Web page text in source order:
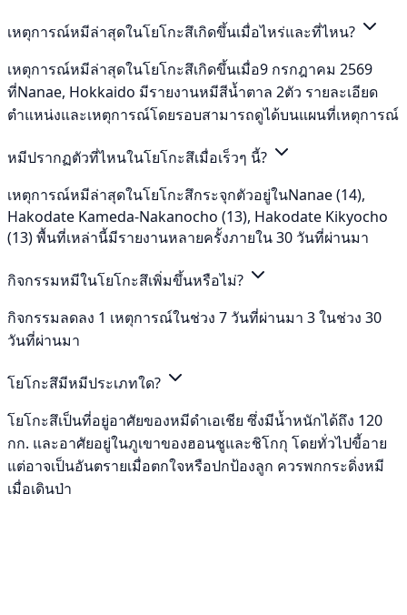
เหตุการณ์หมีล่าสุดในโยโกะสึเกิดขึ้นเมื่อไหร่และที่ไหน?
เหตุการณ์หมีล่าสุดในโยโกะสึเกิดขึ้นเมื่อ9 กรกฎาคม 2569
ที่Nanae, Hokkaido มีรายงานหมีสีน้ำตาล 2ตัว รายละเอียด
ตำแหน่งและเหตุการณ์โดยรอบสามารถดูได้บนแผนที่เหตุการณ์
หมีปรากฏตัวที่ไหนในโยโกะสึเมื่อเร็วๆ นี้?
เหตุการณ์หมีล่าสุดในโยโกะสึกระจุกตัวอยู่ในNanae (14),
Hakodate Kameda-Nakanocho (13), Hakodate Kikyocho
(13) พื้นที่เหล่านี้มีรายงานหลายครั้งภายใน 30 วันที่ผ่านมา
กิจกรรมหมีในโยโกะสึเพิ่มขึ้นหรือไม่?
กิจกรรมลดลง 1 เหตุการณ์ในช่วง 7 วันที่ผ่านมา 3 ในช่วง 30
วันที่ผ่านมา
โยโกะสึมีหมีประเภทใด?
โยโกะสึเป็นที่อยู่อาศัยของหมีดำเอเชีย ซึ่งมีน้ำหนักได้ถึง 120
กก. และอาศัยอยู่ในภูเขาของฮอนชูและชิโกกุ โดยทั่วไปขี้อาย
แต่อาจเป็นอันตรายเมื่อตกใจหรือปกป้องลูก ควรพกกระดิ่งหมี
เมื่อเดินป่า